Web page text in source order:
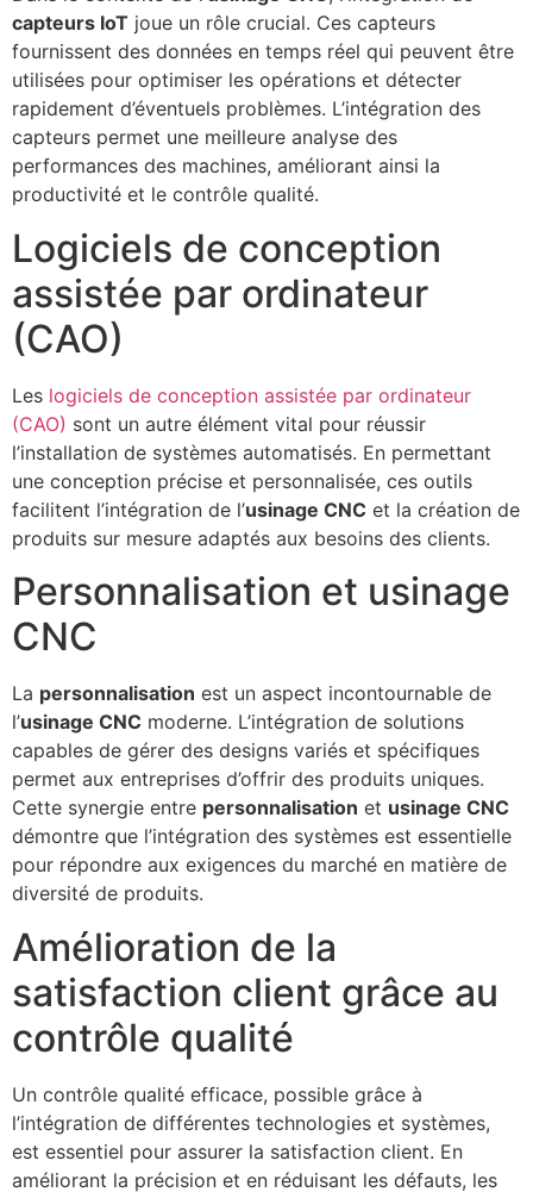
capteurs IoT joue un rôle crucial. Ces capteurs
fournissent des données en temps réel qui peuvent être
utilisées pour optimiser les opérations et détecter
rapidement d’éventuels problèmes. L’intégration des
capteurs permet une meilleure analyse des
performances des machines, améliorant ainsi la
productivité et le contrôle qualité.
Logiciels de conception
assistée par ordinateur
(CAO)
Les logiciels de conception assistée par ordinateur
(CAO) sont un autre élément vital pour réussir
l’installation de systèmes automatisés. En permettant
une conception précise et personnalisée, ces outils
facilitent l’intégration de l’usinage CNC et la création de
produits sur mesure adaptés aux besoins des clients.
Personnalisation et usinage
CNC
La personnalisation est un aspect incontournable de
l’usinage CNC moderne. L’intégration de solutions
capables de gérer des designs variés et spécifiques
permet aux entreprises d’offrir des produits uniques.
Cette synergie entre personnalisation et usinage CNC
démontre que l’intégration des systèmes est essentielle
pour répondre aux exigences du marché en matière de
diversité de produits.
Amélioration de la
satisfaction client grâce au
contrôle qualité
Un contrôle qualité efficace, possible grâce à
l’intégration de différentes technologies et systèmes,
est essentiel pour assurer la satisfaction client. En
améliorant la précision et en réduisant les défauts, les